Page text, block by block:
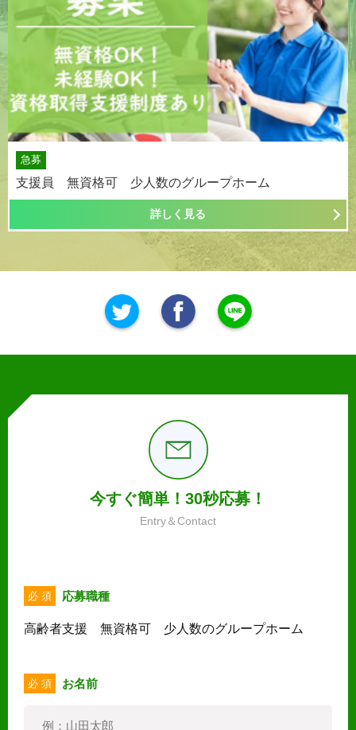
急募
支援員 無資格可 少人数のグループホーム
詳しく見る
今すぐ簡単！30秒応募！
Entry＆Contact
必 須 応募職種
高齢者支援 無資格可 少人数のグループホーム
必 須 お名前